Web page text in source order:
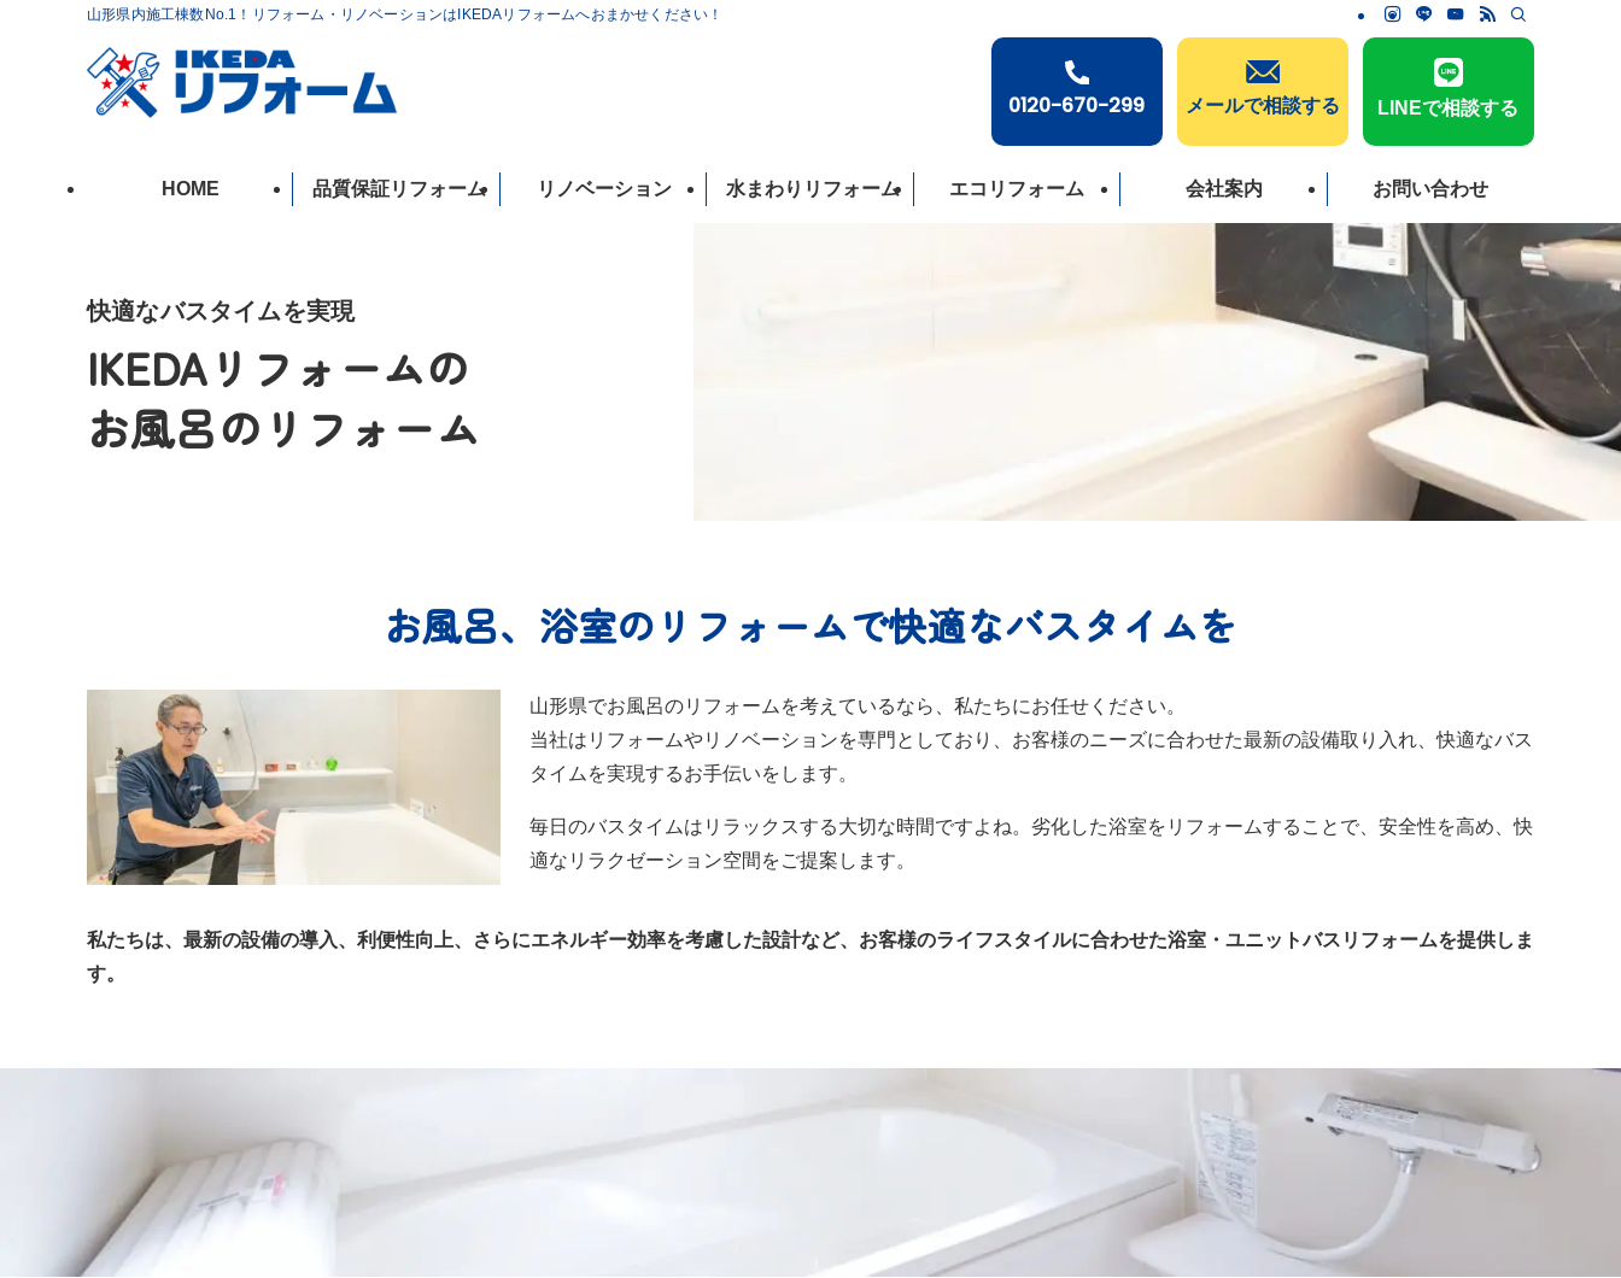
山形県内施工棟数No.1！リフォーム・リノベーションはIKEDAリフォームへおまかせください！
HOME 品質保証リフォーム リノベーション 水まわりリフォーム エコリフォーム 会社案内 お問い合わせ
0120-670-299 メールで相談する LINEで相談する
快適なバスタイムを実現
IKEDAリフォームの
お風呂のリフォーム
お風呂、浴室のリフォームで快適なバスタイムを
山形県でお風呂のリフォームを考えているなら、私たちにお任せください。
当社はリフォームやリノベーションを専門としており、お客様のニーズに合わせた最新の設備取り入れ、快適なバス
タイムを実現するお手伝いをします。
毎日のバスタイムはリラックスする大切な時間ですよね。劣化した浴室をリフォームすることで、安全性を高め、快
適なリラクゼーション空間をご提案します。
私たちは、最新の設備の導入、利便性向上、さらにエネルギー効率を考慮した設計など、お客様のライフスタイルに合わせた浴室・ユニットバスリフォームを提供しま
す。